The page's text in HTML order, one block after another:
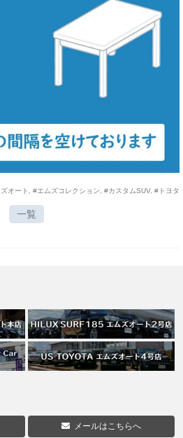
オート #エムズコレクション #カスタムSUV, #トヨタ
一覧
メールはこちらへ